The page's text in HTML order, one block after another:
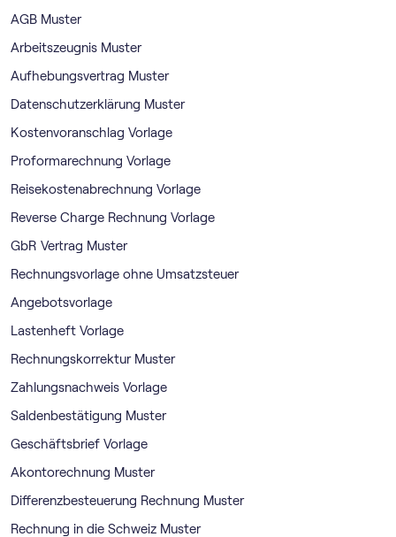
AGB Muster
Arbeitszeugnis Muster
Aufhebungsvertrag Muster
Datenschutzerklärung Muster
Kostenvoranschlag Vorlage
Proformarechnung Vorlage
Reisekostenabrechnung Vorlage
Reverse Charge Rechnung Vorlage
GbR Vertrag Muster
Rechnungsvorlage ohne Umsatzsteuer
Angebotsvorlage
Lastenheft Vorlage
Rechnungskorrektur Muster
Zahlungsnachweis Vorlage
Saldenbestätigung Muster
Geschäftsbrief Vorlage
Akontorechnung Muster
Differenzbesteuerung Rechnung Muster
Rechnung in die Schweiz Muster